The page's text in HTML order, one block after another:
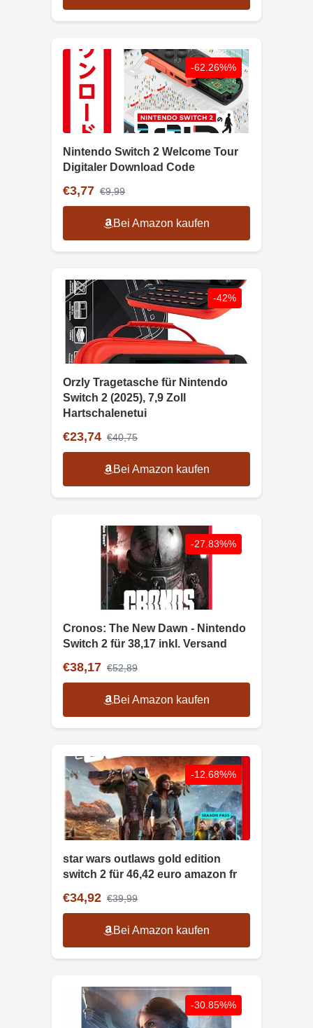
-62.26%%
Nintendo Switch 2 Welcome Tour
Digitaler Download Code
€3,77 €9,99
Bei Amazon kaufen
-42%
Orzly Tragetasche für Nintendo
Switch 2 (2025), 7,9 Zoll
Hartschalenetui
€23,74 €40,75
Bei Amazon kaufen
-27.83%%
Cronos: The New Dawn - Nintendo
Switch 2 für 38,17 inkl. Versand
€38,17 €52,89
Bei Amazon kaufen
-12.68%%
star wars outlaws gold edition
switch 2 für 46,42 euro amazon fr
€34,92 €39,99
Bei Amazon kaufen
-30.85%%